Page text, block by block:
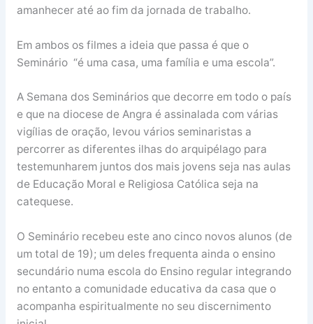
amanhecer até ao fim da jornada de trabalho.
Em ambos os filmes a ideia que passa é que o
Seminário “é uma casa, uma família e uma escola”.
A Semana dos Seminários que decorre em todo o país
e que na diocese de Angra é assinalada com várias
vigílias de oração, levou vários seminaristas a
percorrer as diferentes ilhas do arquipélago para
testemunharem juntos dos mais jovens seja nas aulas
de Educação Moral e Religiosa Católica seja na
catequese.
O Seminário recebeu este ano cinco novos alunos (de
um total de 19); um deles frequenta ainda o ensino
secundário numa escola do Ensino regular integrando
no entanto a comunidade educativa da casa que o
acompanha espiritualmente no seu discernimento